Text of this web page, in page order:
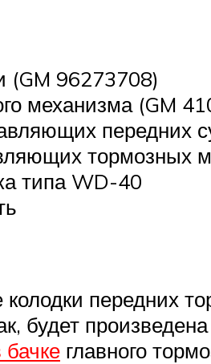
(GM 96273708)
механизма (GM
передних
тормозных
типа WD-40
передних
будет
главного